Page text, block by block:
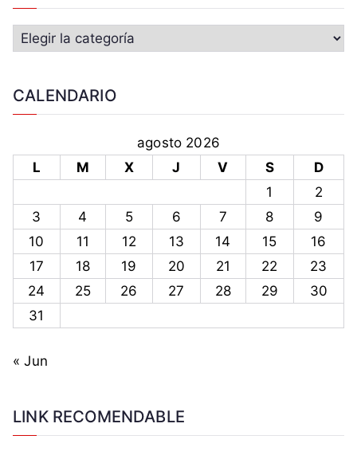
CALENDARIO
agosto 2026
L
M X J V S
D
1
2
3
4 5 6 7 8
9
10
11 12 13 14 15
16
17
18 19 20 21 22
23
24
25 26 27 28 29
30
31
« Jun
LINK RECOMENDABLE